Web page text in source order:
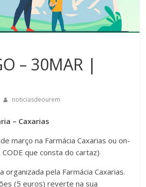
– 30MAR |
noticiasdeourem
– Caxarias
março na Farmácia Caxarias ou on-
que consta do cartaz)
organizada pela Farmácia Caxarias.
(5 euros) reverte na sua